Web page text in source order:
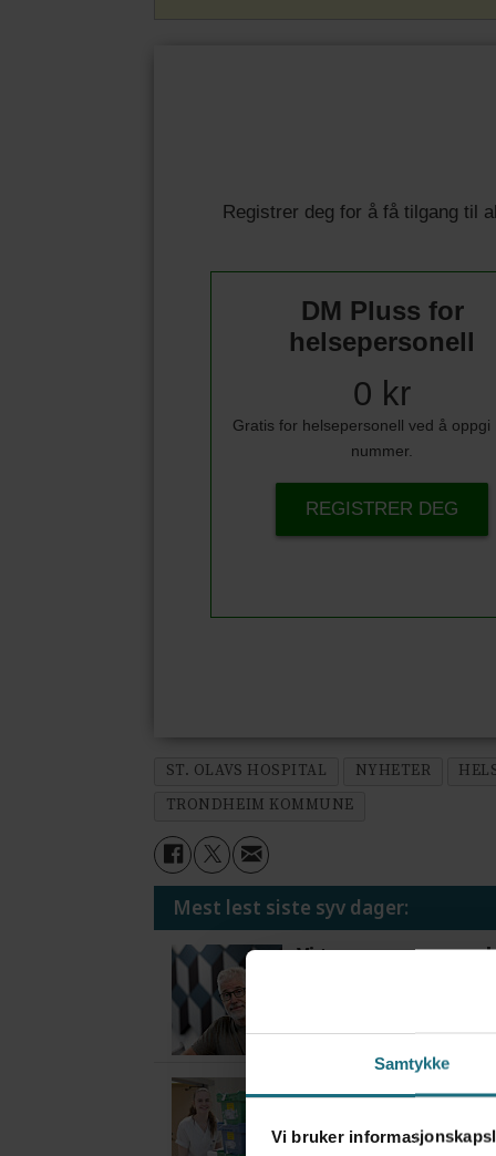
Samtykke
Vi bruker
Registrer deg for å få tilgang til
DM Pluss for
helsepersonell
0 kr
Gratis for helsepersonell ved å oppgi
nummer.
REGISTRER DEG
ST. OLAVS HOSPITAL NYHETER
TRONDHEIM KOMMUNE
Mest lest siste syv dager:
Vi trenger en
Flytter oppgaver